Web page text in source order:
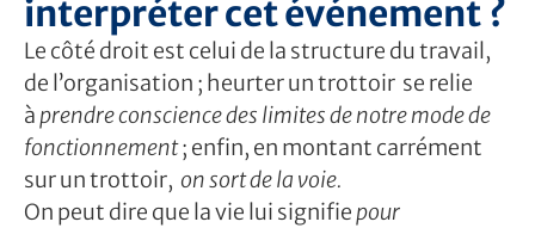
interpréter cet événement ?
Le côté droit est celui de la structure du travail,
de l’organisation ; heurter un trottoir se relie
à prendre conscience des limites de notre mode de
fonctionnement; enfin, en montant carrément
sur un trottoir, on sort de la voie.
On peut dire que la vie lui signifie pour